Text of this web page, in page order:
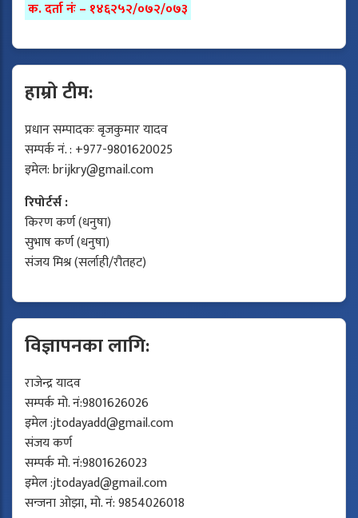
क. दर्ता नंः – १४६२५२/०७२/०७३
हाम्रो टीम:
प्रधान सम्पादकः बृजकुमार यादव
सम्पर्क नं. : +977-9801620025
इमेल:brijkry@gmail.com
रिपोर्टर्स :
किरण कर्ण (धनुषा)
सुभाष कर्ण (धनुषा)
संजय मिश्र (सर्लाही/रौतहट)
विज्ञापनका लागि:
राजेन्द्र यादव
सम्पर्क मो. नं:9801626026
इमेल :jtodayadd@gmail.com
संजय कर्ण
सम्पर्क मो. नं:9801626023
इमेल :jtodayad@gmail.com
सन्जना ओझा, मो. नं: 9854026018